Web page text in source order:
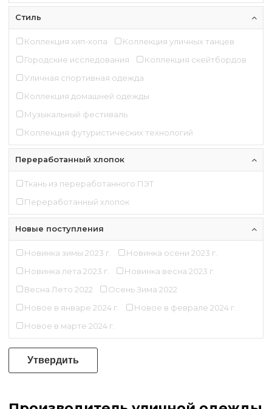
Стиль
Коллекция хип-хопа
Коллекция уличных танцев
Городские исследования
Коллекция скейтбордов
Уличная спортивная одежда
Коллекция домашней одежды
Музыкальный фестиваль
Коллекция футуристических технологий
Переработанный хлопок
Ткань из переработанного ПЭТ
Переработанный хлопок
Новые поступления
Новинка зимы 2023 г.
Новинка осени 2023 г.
Новинка лета 2023 г.
Новинка весна 2023 г.
Весна Лето 2022
Осень Зима 2022
Новое в январе 2024 г.
Новое в феврале 2024 г.
Новое в марте 2024 г.
Утвердить